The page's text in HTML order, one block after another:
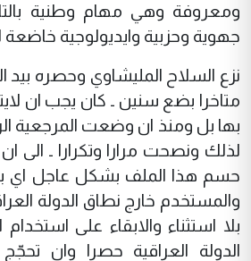
ومعروفة وهي مهام وطنية
جهوية وحزبية وايديولوجية خاضعة
نزع السلاح المليشاوي وحصره بيد
متاخرا بضع سنين ـ كان يجب ان
بها بل ومنذ ان وضعت المرجعية
لذلك ونصحت مرارا وتكرارا ـ الى
حسم هذا الملف بشكل عاجل اي
والمستخدم خارج نطاق الدولة
بلا استثناء والابقاء على
الدولة العراقية حصرا وان